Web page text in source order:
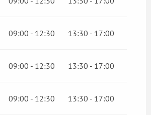
09:00 - 12:30 13:30 - 17:00
09:00 - 12:30 13:30 - 17:00
09:00 - 12:30 13:30 - 17:00